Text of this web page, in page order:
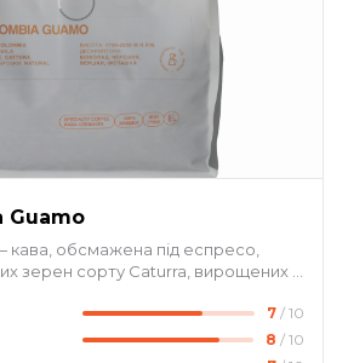
Guamo
кава, обсмажена під еспресо,
зерен сорту Caturra, вирощених у
регіональний specialty-лот від
фермерських господарств, де
клімат і вулканічні ґрунти
7 / 10
8 / 10